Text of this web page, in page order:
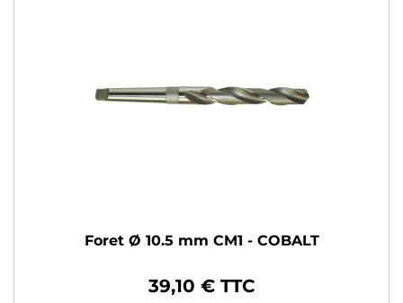
Foret Ø 10.5 mm CM1 - COBALT
39,10 € TTC